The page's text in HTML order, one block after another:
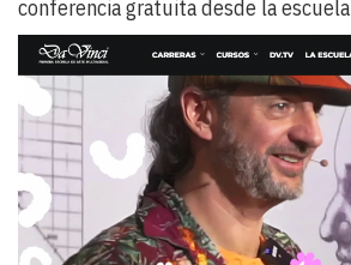
conferencia gratuita desde la escuela